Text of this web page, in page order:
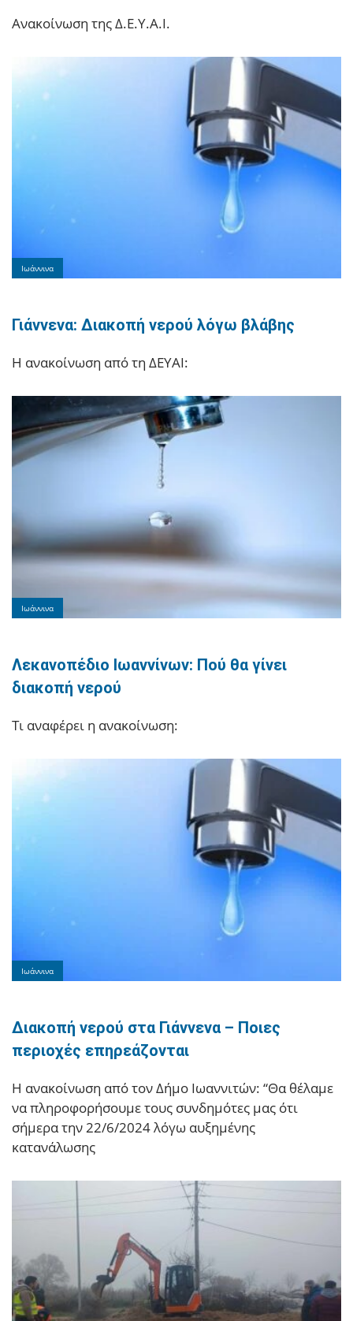
Ανακοίνωση της Δ.Ε.Υ.Α.Ι.
Ιωάννινα
Γιάννενα: Διακοπή νερού λόγω βλάβης
Η ανακοίνωση από τη ΔΕΥΑΙ:
Ιωάννινα
Λεκανοπέδιο Ιωαννίνων: Πού θα γίνει
διακοπή νερού
Τι αναφέρει η ανακοίνωση:
Ιωάννινα
Διακοπή νερού στα Γιάννενα – Ποιες
περιοχές επηρεάζονται
Η ανακοίνωση από τον Δήμο Ιωαννιτών: “Θα θέλαμε
να πληροφορήσουμε τους συνδημότες μας ότι
σήμερα την 22/6/2024 λόγω αυξημένης
κατανάλωσης